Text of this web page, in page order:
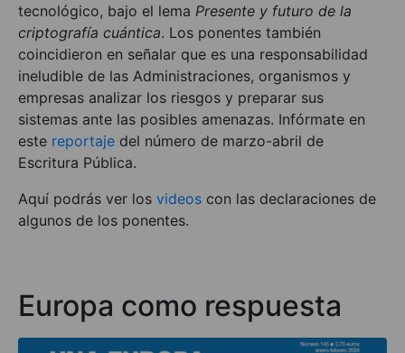
tecnológico, bajo el lema Presente y futuro de la
criptografía cuántica. Los ponentes también
coincidieron en señalar que es una responsabilidad
ineludible de las Administraciones, organismos y
empresas analizar los riesgos y preparar sus
sistemas ante las posibles amenazas. Infórmate en
este reportaje del número de marzo-abril de
Escritura Pública.
Aquí podrás ver los videos con las declaraciones de
algunos de los ponentes.
Europa como respuesta